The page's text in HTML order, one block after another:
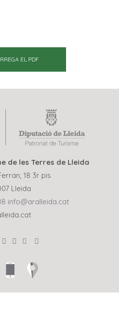
EL PDF
de les Terres de Lleida
18 3r pis
Lleida
info@aralleida.cat